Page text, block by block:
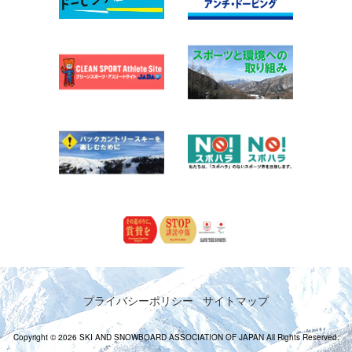
プライバシーポリシー サイトマップ
Copyright © 2026 SKI AND SNOWBOARD ASSOCIATION OF JAPAN All Rights Reserved.